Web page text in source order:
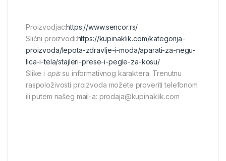
Proizvodjac:https://www.sencor.rs/
Slični proizvodi:https://kupinaklik.com/kategorija-
proizvoda/lepota-zdravlje-i-moda/aparati-za-negu-
lica-i-tela/stajleri-prese-i-pegle-za-kosu/
Slike i opissu informativnog karaktera. Trenutnu
raspoloživosti proizvoda možete proveriti telefonom
ili putem našeg mail-a: prodaja@kupinaklik.com